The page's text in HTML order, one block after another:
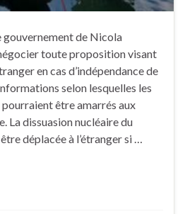
gouvernement de Nicola
toute proposition visant
en cas d’indépendance de
selon lesquelles les
être amarrés aux
La dissuasion nucléaire du
déplacée à l’étranger si …